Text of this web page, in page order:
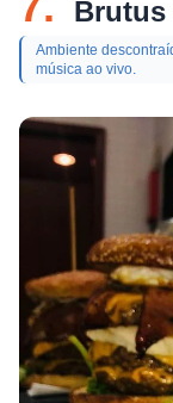
Brutus
Ambiente
música ao vivo.